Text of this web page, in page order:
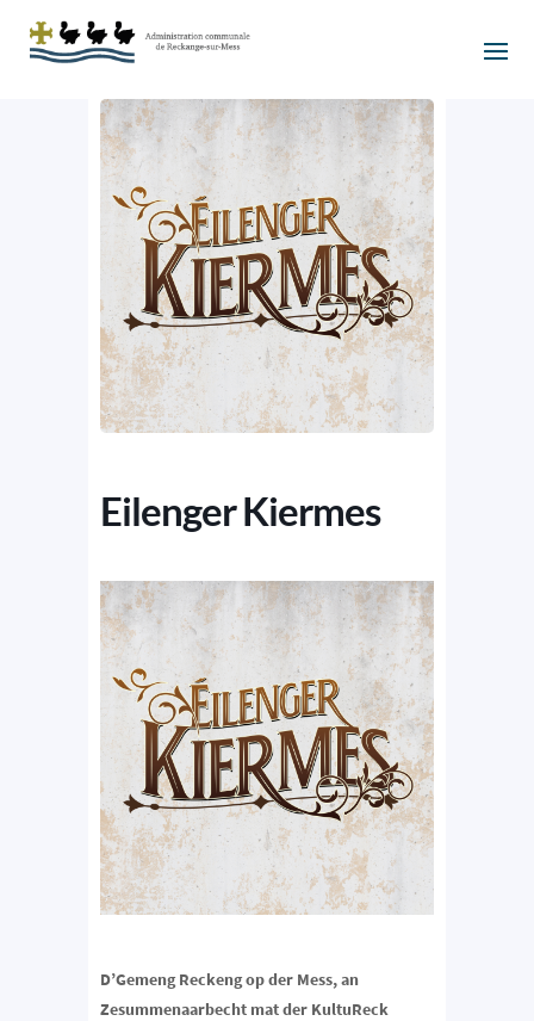
Eilenger Kiermes
D’Gemeng Reckeng op der Mess, an
Zesummenaarbecht mat der KultuReck